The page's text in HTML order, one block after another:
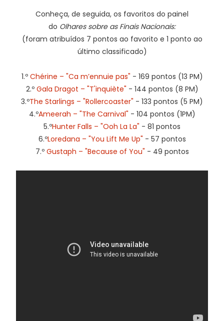
Conheça, de seguida, os favoritos do painel
do Olhares sobre as Finais Nacionais:
(foram atribuídos 7 pontos ao favorito e 1 ponto ao
último classificado)
1.º Chérine – "Ca m’ennuie pas" - 169 pontos (13 PM)
2.º Gala Dragot – "T'inquiète" - 144 pontos (8 PM)
3.ºThe Starlings – "Rollercoaster" - 133 pontos (5 PM)
4.ºAmeerah – "The Carnival" - 104 pontos (1PM)
5.ºHunter Falls – "Ooh La La" - 81 pontos
6.ºLoredana – "You Lift Me Up" - 57 pontos
7.º Gustaph – "Because of You" - 49 pontos